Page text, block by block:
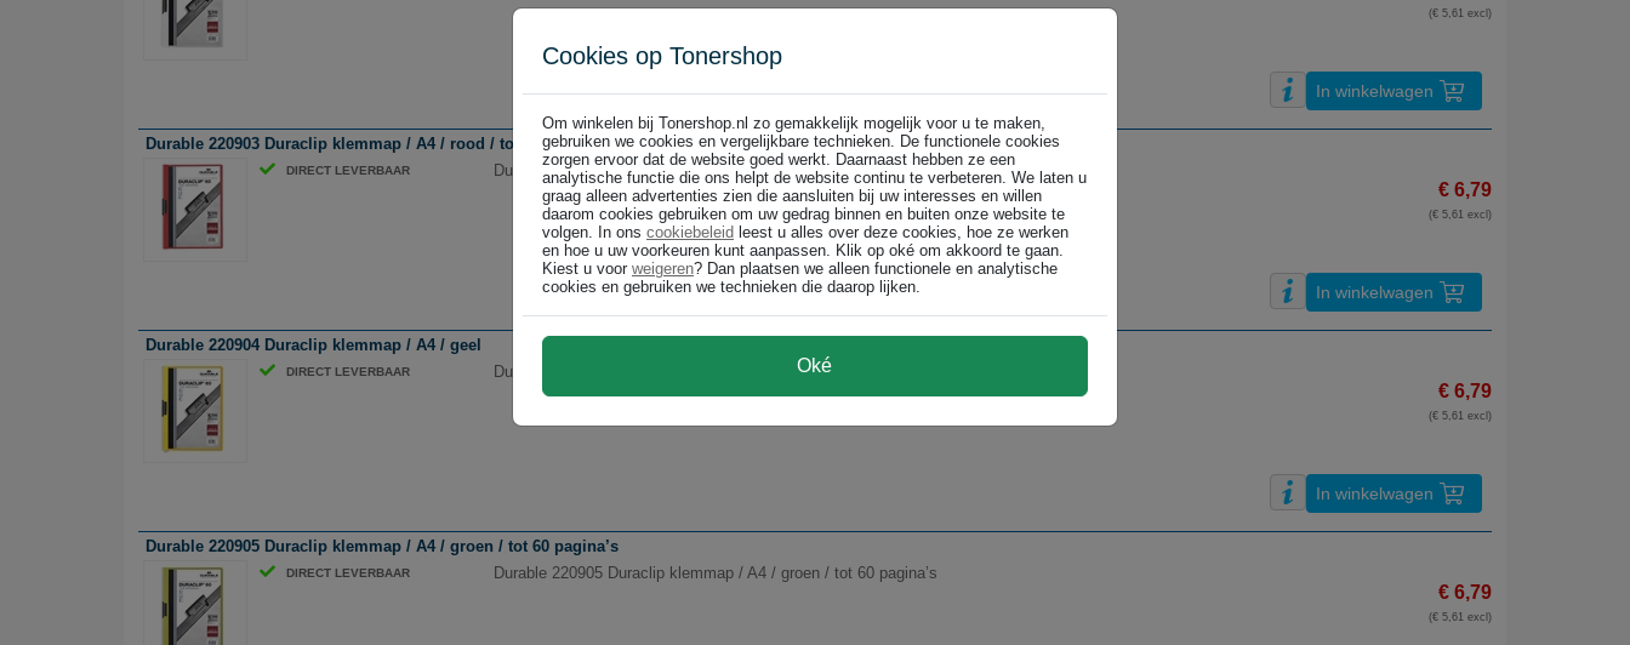
(€ 5,61 excl)
In winkelwagen
Durable 220903 Duraclip klemmap / A4 / rood / tot 60 pagina’s
DIRECT LEVERBAAR Durable 220903 Duraclip klemmap / A4 / rood / tot 60 pagina’s
€ 6,79
(€ 5,61 excl)
In winkelwagen
Durable 220904 Duraclip klemmap / A4 / geel
DIRECT LEVERBAAR Durable 220904 Duraclip klemmap / A4 / geel
€ 6,79
(€ 5,61 excl)
In winkelwagen
Durable 220905 Duraclip klemmap / A4 / groen / tot 60 pagina’s
DIRECT LEVERBAAR Durable 220905 Duraclip klemmap / A4 / groen / tot 60 pagina’s
€ 6,79
(€ 5,61 excl)
Cookies op Tonershop
Om winkelen bij Tonershop.nl zo gemakkelijk mogelijk voor u te maken,
gebruiken we cookies en vergelijkbare technieken. De functionele cookies
zorgen ervoor dat de website goed werkt. Daarnaast hebben ze een
analytische functie die ons helpt de website continu te verbeteren. We laten u
graag alleen advertenties zien die aansluiten bij uw interesses en willen
daarom cookies gebruiken om uw gedrag binnen en buiten onze website te
volgen. In ons cookiebeleid leest u alles over deze cookies, hoe ze werken
en hoe u uw voorkeuren kunt aanpassen. Klik op oké om akkoord te gaan.
Kiest u voor weigeren? Dan plaatsen we alleen functionele en analytische
cookies en gebruiken we technieken die daarop lijken.
Oké